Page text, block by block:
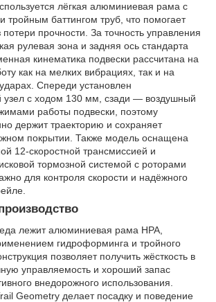
лёгкая алюминиевая рама с
тройным баттингом труб, что помогает
потери прочности. За точность управления
рулевая зона и задняя ось стандарта
кинематика подвески рассчитана на
как на мелких вибрациях, так и на
Спереди установлен
узел с ходом 130 мм, сзади — воздушный
работы подвески, поэтому
держит траекторию и сохраняет
покрытии. Также модель оснащена
12-скоростной трансмиссией и
тормозной системой с роторами
для контроля скорости и надёжного
лежит алюминиевая рама HPA,
гидроформинга и тройного
позволяет получить жёсткость в
управляемость и хороший запас
внедорожного использования.
Geometry делает посадку и поведение